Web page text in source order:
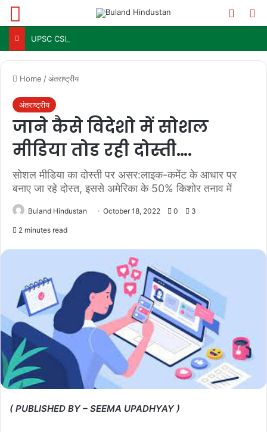
Home /अंतराष्ट्रीय
अंतराष्ट्रीय
जाने कैसे विदेशो में सोशल
मीडिया तोड रही दोस्ती….
सोशल मीडिया का दोस्ती पर असर:लाइक-कमेंट के आधार पर
बनाए जा रहे दोस्त, इससे अमेरिका के 50% किशोर तनाव में
Buland Hindustan October 18, 2022 0 3
2 minutes read
( PUBLISHED BY – SEEMA UPADHYAY )